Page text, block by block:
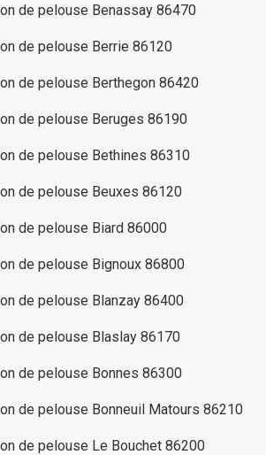
de pelouse Benassay 86470
de pelouse Berrie 86120
de pelouse Berthegon 86420
de pelouse Beruges 86190
de pelouse Bethines 86310
de pelouse Beuxes 86120
de pelouse Biard 86000
de pelouse Bignoux 86800
de pelouse Blanzay 86400
de pelouse Blaslay 86170
de pelouse Bonnes 86300
de pelouse Bonneuil Matours 86210
de pelouse Le Bouchet 86200